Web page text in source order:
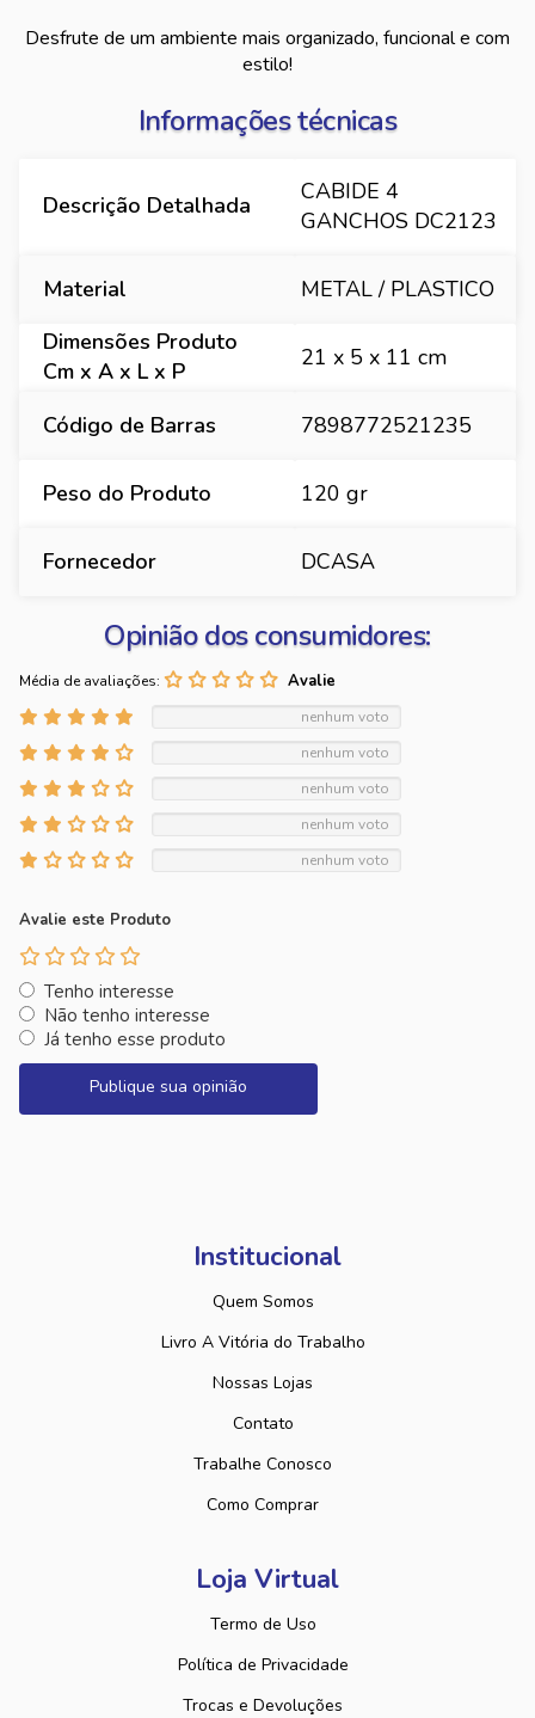
Desfrute de um ambiente mais organizado, funcional e com
estilo!
Informações técnicas
Descrição Detalhada
CABIDE 4
GANCHOS DC2123
Material
METAL / PLASTICO
Dimensões Produto
Cm x A x L x P
21 x 5 x 11 cm
Código de Barras 7898772521235
Peso do Produto 120 gr
Fornecedor DCASA
Opinião dos consumidores:
Média de avaliações:
nenhum voto
nenhum voto
nenhum voto
nenhum voto
nenhum voto
Avalie este Produto
Tenho interesse
Não tenho interesse
Já tenho esse produto
Publique sua opinião
Institucional
Quem Somos
Livro A Vitória do Trabalho
Nossas Lojas
Contato
Trabalhe Conosco
Como Comprar
Loja Virtual
Termo de Uso
Política de Privacidade
Trocas e Devoluções